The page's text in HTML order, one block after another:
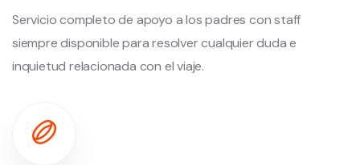
Servicio completo de apoyo a los padres con staff
siempre disponible para resolver cualquier duda e
inquietud relacionada con el viaje.